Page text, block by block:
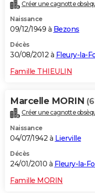
Créer une cagnotte
Naissance
09/12/1949 à Bezons
Décès
30/08/2012 à Fleury-la-
Famille THIEULIN
Marcelle MORIN
Créer une cagnotte
Naissance
04/07/1942 à Lierville
Décès
24/01/2010 à Fleury-la-
Famille MORIN